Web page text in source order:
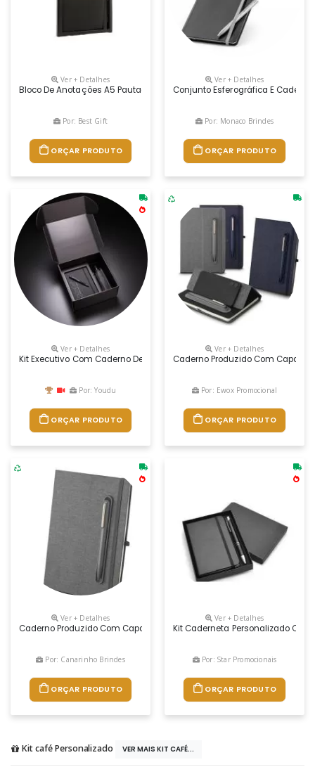
Ver + Detalhes
Bloco De Anotações A5 Pautado, 80 Folhas, 70g, Capa Preta Em
Por: Best Gift
ORÇAR PRODUTO
Ver + Detalhes
Conjunto Esferográfica E Caderno
Por: Monaco Brindes
ORÇAR PRODUTO
Ver + Detalhes
Kit Executivo Com Caderno De Anotações A5 Com Elástico, Caneta
Por: Youdu
ORÇAR PRODUTO
Ver + Detalhes
Caderno Produzido Com Capa
Por: Ewox Promocional
ORÇAR PRODUTO
Ver + Detalhes
Caderno Produzido Com Capa Em Tecido Rpet E Suporte Para Caneta
Por: Canarinho Brindes
ORÇAR PRODUTO
Ver + Detalhes
Kit Caderneta Personalizado Com
Por: Star Promocionais
ORÇAR PRODUTO
Kit café Personalizado VER MAIS KIT CAFÉ...